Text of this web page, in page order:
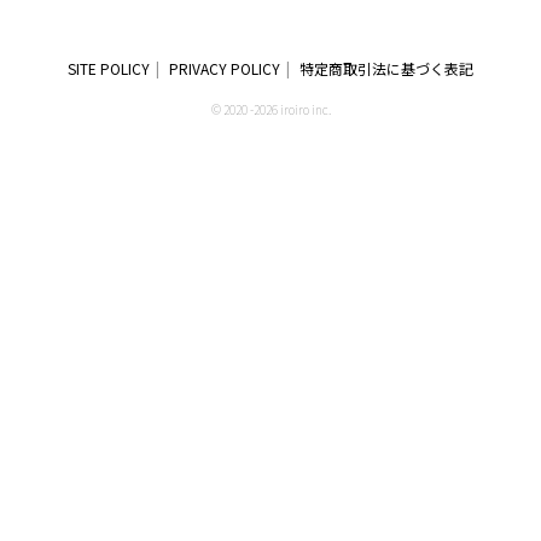
SITE POLICY PRIVACY POLICY 特定商取引法に基づく表記
© 2020 -2026 iroiro inc.